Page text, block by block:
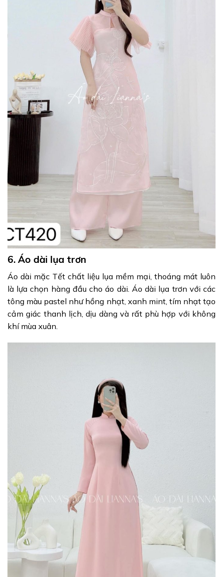
6. Áo dài lụa trơn
Áo dài mặc Tết chất liệu lụa mềm mại, thoáng mát luôn
là lựa chọn hàng đầu cho áo dài. Áo dài lụa trơn với các
tông màu pastel như hồng nhạt, xanh mint, tím nhạt tạo
cảm giác thanh lịch, dịu dàng và rất phù hợp với không
khí mùa xuân.